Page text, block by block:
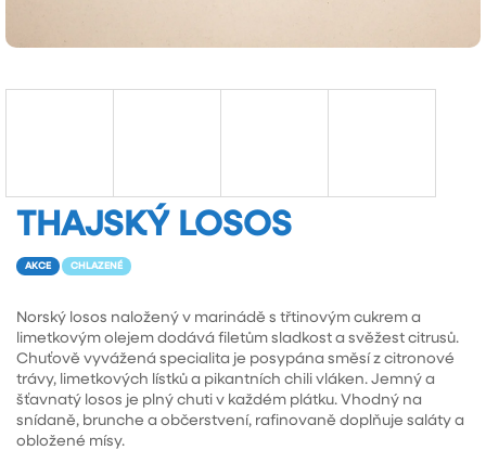
THAJSKÝ LOSOS
AKCE CHLAZENÉ
Norský losos naložený v marinádě s třtinovým cukrem a
limetkovým olejem dodává filetům sladkost a svěžest citrusů.
Chuťově vyvážená specialita je posypána směsí z citronové
trávy, limetkových lístků a pikantních chili vláken. Jemný a
šťavnatý losos je plný chuti v každém plátku. Vhodný na
snídaně, brunche a občerstvení, rafinovaně doplňuje saláty a
obložené mísy.